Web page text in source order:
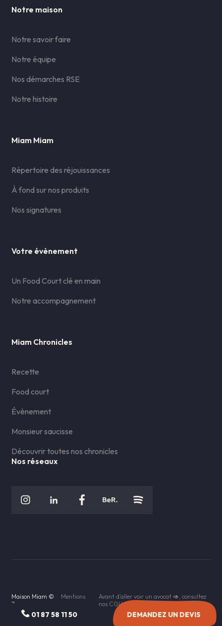
01 87 58 11 50 DEMANDEZ UN DEVIS
Notre maison
Notre savoir faire
Notre équipe
Nos démarches RSE
Notre histoire
Miam Miam
Répertoire des réjouissances
À fond sur nos produits
Nos signatures
Votre évènement
Un Food Court clé en main
Notre accompagnement
Miam Chronicles
Recette
Food court
Évènement
Monsieur saucisse
Découvrir toutes nos chronicles
Nos réseaux
Maison Miam ©
2023
Mentions
Avant d’aller voir un avocat 🥑, consultez
nos CGU